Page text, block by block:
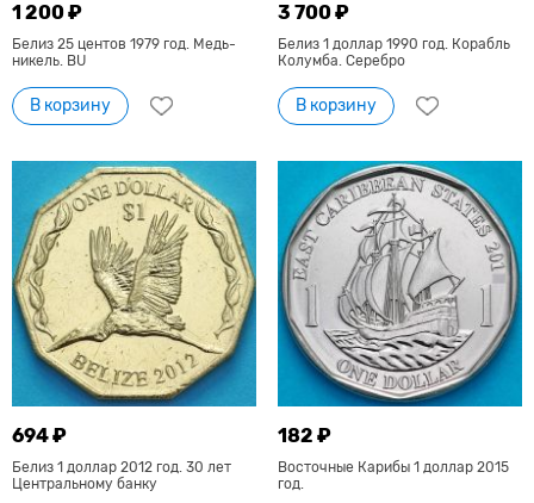
1 200 ₽
Белиз 25 центов 1979 год. Медь-
никель. BU
В корзину
3 700 ₽
Белиз 1 доллар 1990 год. Корабль
Колумба. Серебро
В корзину
694 ₽
Белиз 1 доллар 2012 год. 30 лет
Центральному банку
182 ₽
Восточные Карибы 1 доллар 2015
год.